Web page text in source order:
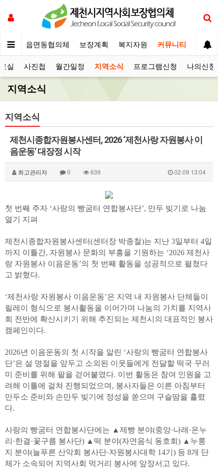
영 읍면동협의체 보장계획 복지자원 커뮤니티
실 사진첩 월간일정 지역소식 프로그램신청 나의신청
지역소식
지역소식
제천시종합자원봉사센터, 2026 ‘제천사랑 자원봉사 이
음운동’ 대장정 시작
최고관리자 0 639 02.09 13:04
첫 번째 주자 ‘사랑의 빵굼터 연합봉사단’, 만두 빚기로 나눔
열기 지펴
제천시종합자원봉사센터(센터장 박종철)는 지난 3일부터 4일
까지 이틀간, 자원봉사 문화의 부흥을 기원하는 ‘2026 제천사
랑 자원봉사 이음운동’의 첫 번째 활동을 성공적으로 펼쳤다
고 밝혔다.
‘제천사랑 자원봉사 이음운동’은 지역 내 자원봉사 단체들이
릴레이 형식으로 봉사활동을 이어가며 나눔의 가치를 지역사
회 전반에 확산시키기 위해 추진되는 제천시의 대표적인 봉사
캠페인이다.
2026년 이음운동의 첫 시작을 알린 ‘사랑의 빵굼터 연합봉사
단’은 설 명절을 앞두고 소외된 이웃들에게 전달할 떡국 꾸러
미 준비를 위해 팔을 걷어붙였다. 이번 활동은 참여 인원을 고
려해 이틀에 걸쳐 진행되었으며, 봉사자들은 이른 아침부터
만두소 준비와 손만두 빚기에 정성을 쏟으며 구슬땀을 흘렸
다.
사랑의 빵굼터 연합봉사단에는 ▲제빵 분야(중앙·나래·온누
리·한결·꽃구름 봉사단) ▲떡 분야(자연음식 동호회) ▲누룽
지 분야(늘푸른 산악회 봉사단·자원봉사대학 14기) 등 8개 단
체가 소속되어 지역사회 먹거리 봉사에 앞장서고 있다.